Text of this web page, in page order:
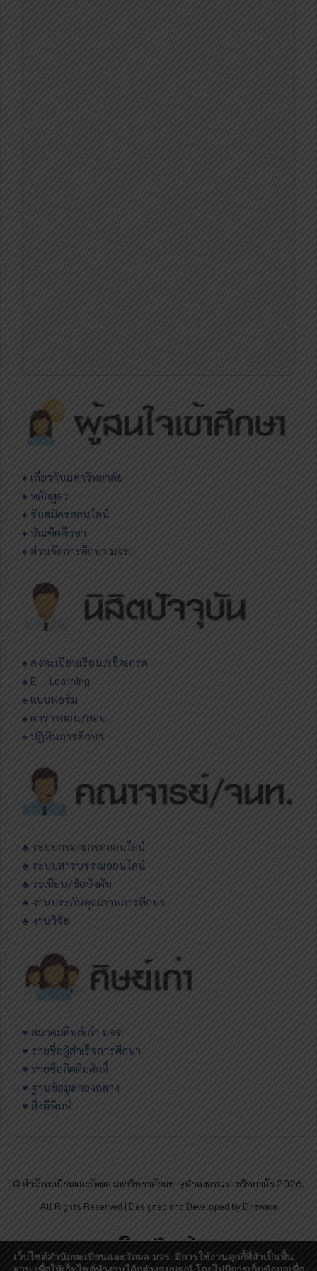
♦ เกี่ยวกับมหาวิทยาลัย
♦ หลักสูตร
♦ รับสมัครออนไลน์
♦ บัณฑิตศึกษา
♦ ส่วนจัดการศึกษา มจร.
♠ ลงทะเบียนเรียน/เช็คเกรด
♠ E – Learning
♠ แบบฟอร์ม
♠ ตารางสอน/สอบ
♠ ปฏิทินการศึกษา
♣ ระบบกรอกเกรดออนไลน์
♣ ระบบสารบรรณออนไลน์
♣ ระเบียบ/ข้อบังคับ
♣ งานประกันคุณภาพการศึกษา
♣ งานวิจัย
♥ สมาคมศิษย์เก่า มจร.
♥ รายชื่อผู้สำเร็จการศึกษา
♥ รายชื่อกิตติมศักดิ์
♥ ฐานข้อมูลกองกลาง
♥ สิ่งตีพิมพ์
© สำนักทะเบียนและวัดผล มหาวิทยาลัยมหาจุฬาลงกรณราชวิทยาลัย 2026,
All Rights Reserved | Designed and Developed by Dhawara
FacebookTwitterRSS
เว็บไซต์สำนักทะเบียนและวัดผล มจร. มีการใช้งานคุกกี้ที่จำเป็นพื้น